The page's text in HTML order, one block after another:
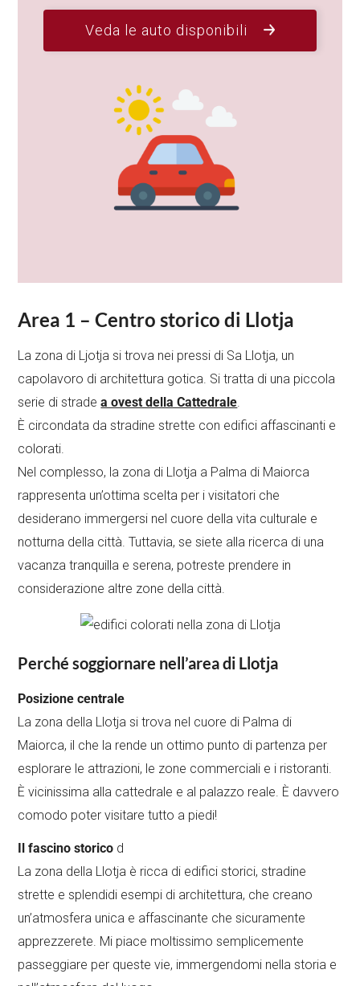
Veda le auto disponibili
Area 1 – Centro storico di Llotja
La zona di Ljotja si trova nei pressi di Sa Llotja, un
capolavoro di architettura gotica. Si tratta di una piccola
serie di stradea ovest della Cattedrale.
È circondata da stradine strette con edifici affascinanti e
colorati.
Nel complesso, la zona di Llotja a Palma di Maiorca
rappresenta un’ottima scelta per i visitatori che
desiderano immergersi nel cuore della vita culturale e
notturna della città. Tuttavia, se siete alla ricerca di una
vacanza tranquilla e serena, potreste prendere in
considerazione altre zone della città.
Perché soggiornare nell’area di Llotja
Posizione centrale
La zona della Llotja si trova nel cuore di Palma di
Maiorca, il che la rende un ottimo punto di partenza per
esplorare le attrazioni, le zone commerciali e i ristoranti.
È vicinissima alla cattedrale e al palazzo reale. È davvero
comodo poter visitare tutto a piedi!
Il fascino storico d
La zona della Llotja è ricca di edifici storici, stradine
strette e splendidi esempi di architettura, che creano
un’atmosfera unica e affascinante che sicuramente
apprezzerete. Mi piace moltissimo semplicemente
passeggiare per queste vie, immergendomi nella storia e